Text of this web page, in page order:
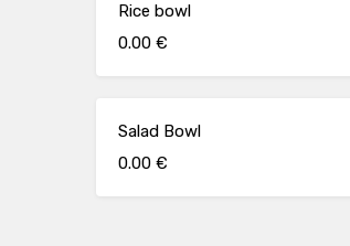
Rice bowl
0.00 €
Salad Bowl
0.00 €